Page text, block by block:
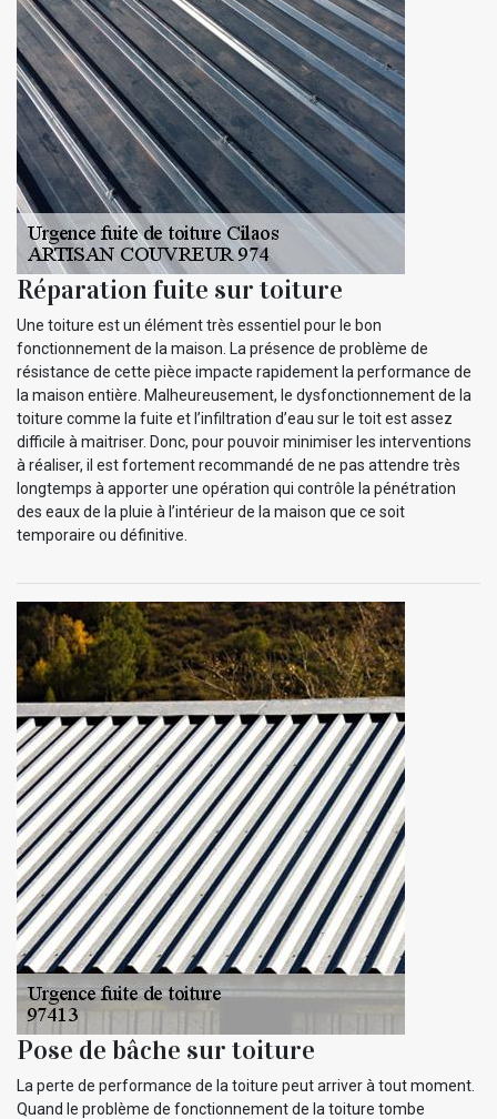
Réparation fuite sur toiture
Une toiture est un élément très essentiel pour le bon
fonctionnement de la maison. La présence de problème de
résistance de cette pièce impacte rapidement la performance de
la maison entière. Malheureusement, le dysfonctionnement de la
toiture comme la fuite et l’infiltration d’eau sur le toit est assez
difficile à maitriser. Donc, pour pouvoir minimiser les interventions
à réaliser, il est fortement recommandé de ne pas attendre très
longtemps à apporter une opération qui contrôle la pénétration
des eaux de la pluie à l’intérieur de la maison que ce soit
temporaire ou définitive.
Pose de bâche sur toiture
La perte de performance de la toiture peut arriver à tout moment.
Quand le problème de fonctionnement de la toiture tombe